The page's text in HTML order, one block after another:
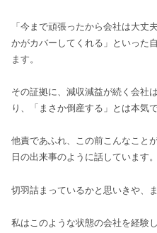
「今まで頑張ったから会社は大丈
かがカバーしてくれる」といった
ます。
その証拠に、減収減益が続く会社
り、「まさか倒産する」とは本気
他責であふれ、この前こんなこと
日の出来事のように話しています。
切羽詰まっているかと思いきや、
私はこのような状態の会社を経験